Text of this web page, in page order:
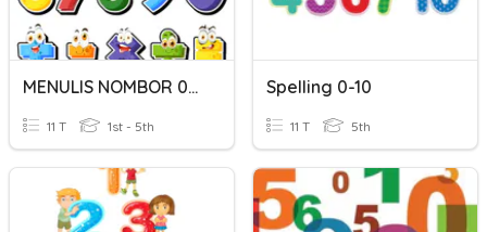
MENULIS NOMBOR 0-9
11 T 1st - 5th
Spelling 0-10
11 T 5th